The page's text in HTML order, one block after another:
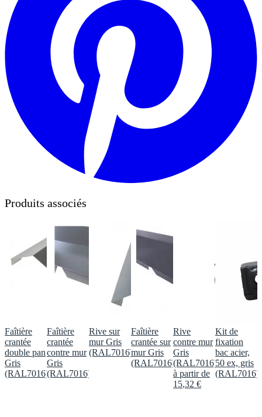
Produits associés
Faîtière
crantée
double pan
Gris
(RAL7016)
Faîtière
crantée
contre mur
Gris
(RAL7016)
Rive sur
mur Gris
(RAL7016)
Faîtière
crantée sur
mur Gris
(RAL7016)
Rive
contre mur
Gris
(RAL7016)
à partir de
15,32 €
Kit de
fixation
bac acier,
50 ex, gris
(RAL7016)